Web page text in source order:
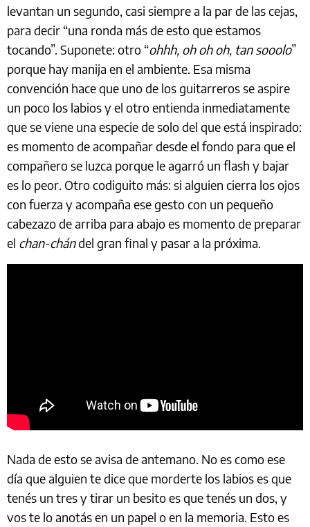
levantan un segundo, casi siempre a la par de las cejas,
para decir “una ronda más de esto que estamos
tocando”. Suponete: otro “ohhh, oh oh oh, tan sooolo”
porque hay manija en el ambiente. Esa misma
convención hace que uno de los guitarreros se aspire
un poco los labios y el otro entienda inmediatamente
que se viene una especie de solo del que está inspirado:
es momento de acompañar desde el fondo para que el
compañero se luzca porque le agarró un flash y bajar
es lo peor. Otro codiguito más: si alguien cierra los ojos
con fuerza y acompaña ese gesto con un pequeño
cabezazo de arriba para abajo es momento de preparar
el chan-chándel gran final y pasar a la próxima.
Nada de esto se avisa de antemano. No es como ese
día que alguien te dice que morderte los labios es que
tenés un tres y tirar un besito es que tenés un dos, y
vos te lo anotás en un papel o en la memoria. Esto es